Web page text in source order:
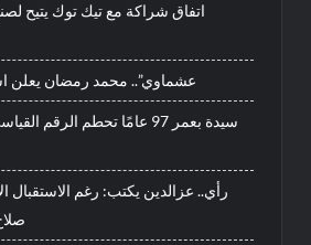
اتفاق شراكة مع تيك توك يتيح
“عشماوي”.. محمد رمضان يعلن
سيدة بعمر 97 عامًا تحطم
رأي.. عزالدين يكتب: رغم